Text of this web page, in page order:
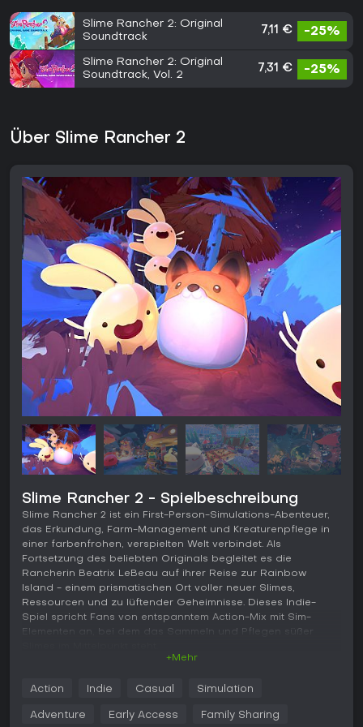
Slime Rancher 2: Original
Soundtrack
7,11 € -25%
Slime Rancher 2: Original
Soundtrack, Vol. 2
7,31 € -25%
Über Slime Rancher 2
Slime Rancher 2 - Spielbeschreibung
Slime Rancher 2 ist ein First-Person-Simulations-Abenteuer,
das Erkundung, Farm-Management und Kreaturenpflege in
einer farbenfrohen, verspielten Welt verbindet. Als
Fortsetzung des beliebten Originals begleitet es die
Rancherin Beatrix LeBeau auf ihrer Reise zur Rainbow
Island - einem prismatischen Ort voller neuer Slimes,
Ressourcen und zu lüftender Geheimnisse. Dieses Indie-
Spiel spricht Fans von entspanntem Action-Mix mit Sim-
Elementen an, bei dem das Sammeln und Pflegen süßer
lebendigen Landschaften der Rainbow Island, um
+Mehr
Action Indie Casual Simulation
Adventure Early Access Family Sharing